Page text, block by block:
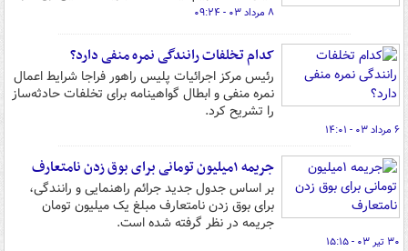
۸ مرداد ۰۳ - ۰۹:۲۴
کدام تخلفات رانندگی نمره منفی دارد؟
رئیس مرکز اجرائیات پلیس راهور فراجا شرایط اعمال
نمره منفی و ابطال گواهینامه برای تخلفات حادثه‌ساز
را تشریح کرد.
۶ مرداد ۰۳ - ۱۴:۰۱
جریمه ۱میلیون تومانی برای بوق زدن نامتعارف
بر اساس جدول جدید جرائم راهنمایی و رانندگی،
برای بوق زدن نامتعارف مبلغ یک میلیون تومان
جریمه در نظر گرفته شده است.
۳۰ تیر ۰۳ - ۱۵:۱۵